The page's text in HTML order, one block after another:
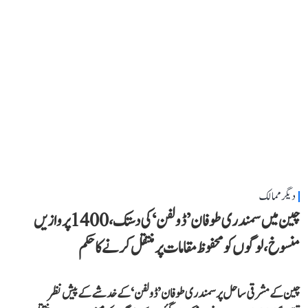
دیگر ممالک
چین میں سمندری طوفان ’ڈولفن‘ کی دستک، 1400 پروازیں
منسوخ، لوگوں کو محفوظ مقامات پر منتقل کرنے کا حکم
چین کے مشرقی ساحل پر سمندری طوفان ’ڈولفن‘ کے خدشے کے پیش نظر